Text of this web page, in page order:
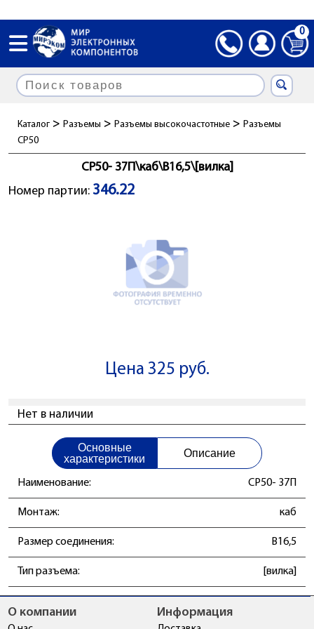
0
Каталог > Разъемы > Разъемы высокочастотные > Разъемы
СР50
СР50- 37П\каб\B16,5\[вилка]
Номер партии: 346.22
Цена 325 руб.
Нет в наличии
Основные
характеристики
Описание
Наименование: СР50- 37П
Монтаж: каб
Размер соединения: B16,5
Тип разъема: [вилка]
О компании Информация